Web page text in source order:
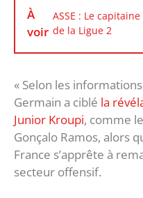
À
voir
ASSE : Le
de la Ligue 2
« Selon les
Germain a ciblé la
Junior Kroupi, comme
Gonçalo Ramos, alors
France s’apprête à
secteur offensif.